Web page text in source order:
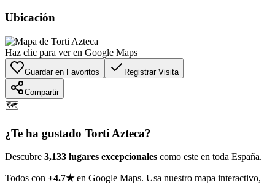
Ubicación
Haz clic para ver en Google Maps
Guardar en Favoritos Registrar Visita
Compartir
🗺️
¿Te ha gustado Torti Azteca?
Descubre 3,133 lugares excepcionales como este en toda España.
Todos con +4.7★en Google Maps. Usa nuestro mapa interactivo,